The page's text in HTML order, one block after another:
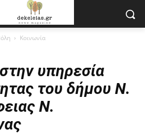
Κοινωνία
υπηρεσία
του δήμου Ν.
Ν.